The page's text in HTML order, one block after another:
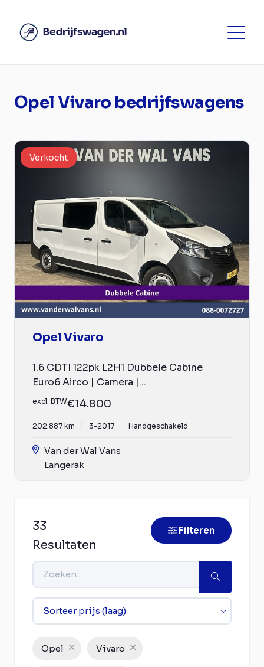
Opel Vivaro bedrijfswagens
Verkocht
Opel Vivaro
1.6 CDTI 122pk L2H1 Dubbele Cabine
Euro6 Airco | Camera |...
excl. BTW€14.800
202.887 km 3-2017 Handgeschakeld
Van der Wal Vans
Langerak
33
Resultaten
Filteren
Opel Vivaro